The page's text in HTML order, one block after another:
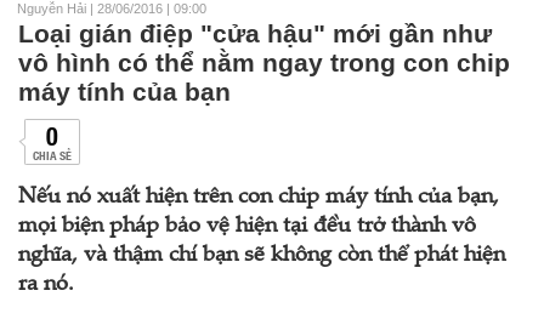
Nguyễn Hải | 28/06/2016 | 09:00
Loại gián điệp "cửa hậu" mới gần như
vô hình có thể nằm ngay trong con chip
máy tính của bạn
0
CHIA SẺ
Nếu nó xuất hiện trên con chip máy tính của bạn,
mọi biện pháp bảo vệ hiện tại đều trở thành vô
nghĩa, và thậm chí bạn sẽ không còn thể phát hiện
ra nó.